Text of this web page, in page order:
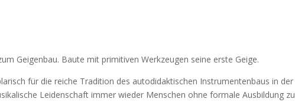
Geigenbau. Baute mit primitiven Werkzeugen seine erste Geige.
für die reiche Tradition des autodidaktischen Instrumentenbaus in der
Leidenschaft immer wieder Menschen ohne formale Ausbildung zu